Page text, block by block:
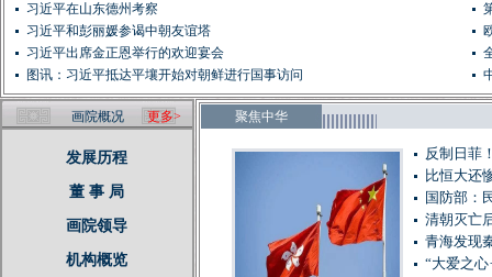
习近平在山东德州考察
习近平和彭丽媛参谒中朝友谊塔
习近平出席金正恩举行的欢迎宴会
图讯：习近平抵达平壤开始对朝鲜进行国事访问
画院概况 更多>
发展历程
董 事 局
画院领导
机构概览
聚焦中华
反制日菲
比恒大还
国防部：
清朝灭亡
青海发现
“大爱之